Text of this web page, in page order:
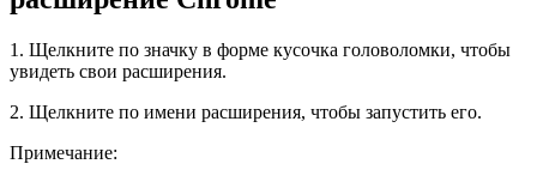
1. Щелкните по значку в форме кусочка головоломки, чтобы
увидеть свои расширения.
2. Щелкните по имени расширения, чтобы запустить его.
Примечание: